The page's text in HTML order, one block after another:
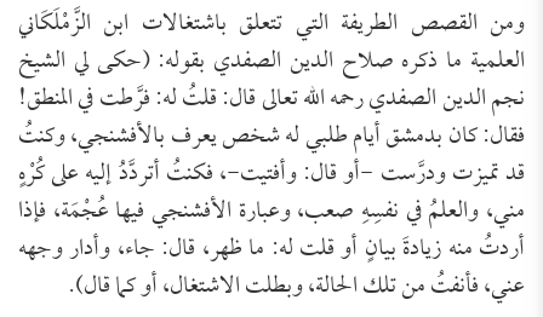
ومن القصص الطريفة التي تتعلق باشتغالات ابن الزَّمْلَكَاني
العلمية ما ذكره صلاح الدين الصفدي بقوله: (حكى لي الشيخ
نجم الدين الصفدي رحمه الله تعالى قال: قلتُ له: فرَّطت في المنطق!
فقال: كان بدمشق أيام طلبي له شخص يعرف بالأفشنجي، وكنتُ
قد تميزت ودرَّست -أو قال: وأفتيت-، فكنتُ أتردَّدُ إليه على كُرْهٍ
مني، والعلمُ في نفسِهِ صعب، وعبارة الأفشنجي فيها عُجْمَة، فإذا
أردتُ منه زيادةَ بيانٍ أو قلت له: ما ظهر، قال: جاء، وأدار وجهه
عني، فأنفتُ من تلك الحالة، وبطلت الاشتغال، أو كما قال).